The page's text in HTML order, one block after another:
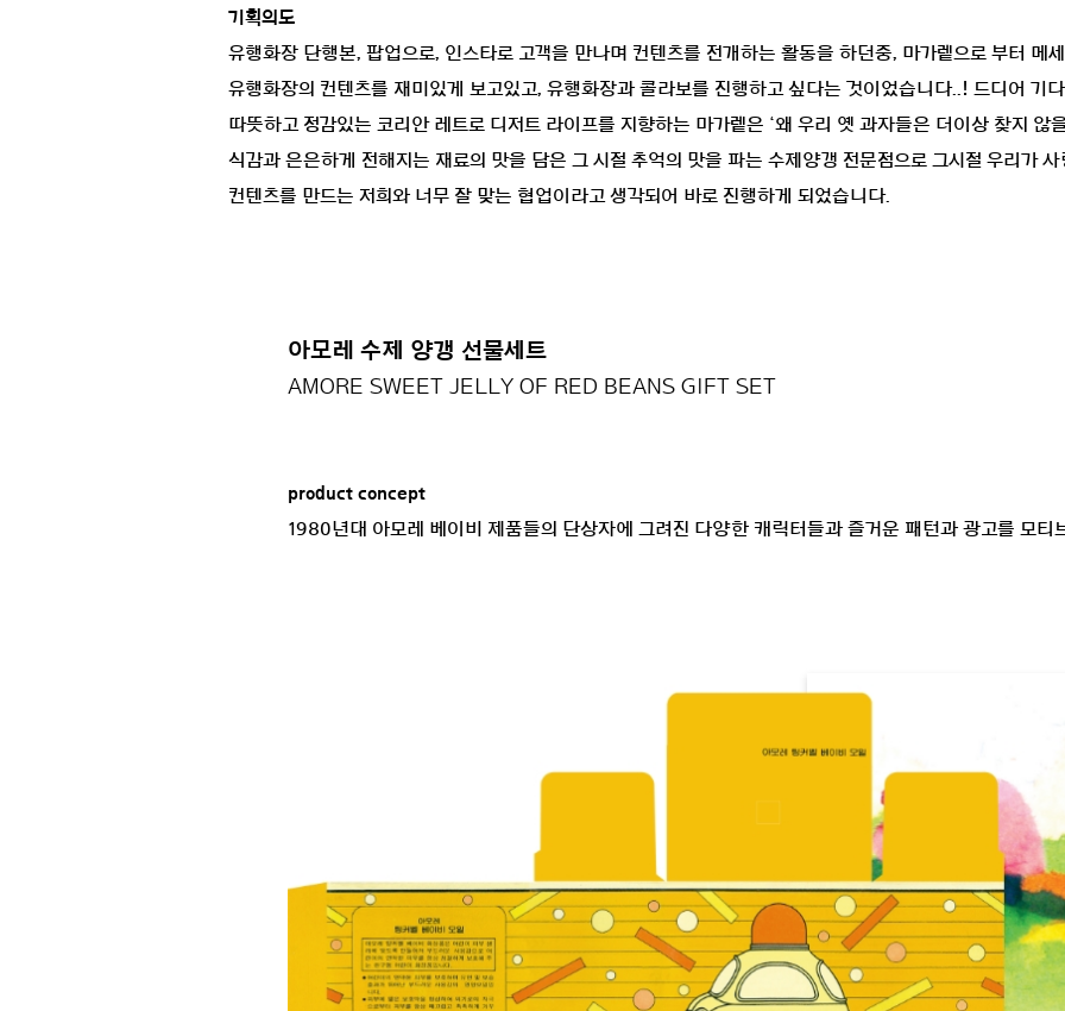
기획의도
유행화장 단행본, 팝업으로, 인스타로 고객을 만나며 컨텐츠를 전개하는 활동을 하던중, 마가렡으로 부터 메
유행화장의 컨텐츠를 재미있게 보고있고, 유행화장과 콜라보를 진행하고 싶다는 것이었습니다..! 드디어 기
따뜻하고 정감있는 코리안 레트로 디저트 라이프를 지향하는 마가렡은 ‘왜 우리 옛 과자들은 더이상 찾지 않
식감과 은은하게 전해지는 재료의 맛을 담은 그 시절 추억의 맛을 파는 수제양갱 전문점으로 그시절 우리가
컨텐츠를 만드는 저희와 너무 잘 맞는 협업이라고 생각되어 바로 진행하게 되었습니다.
아모레 수제 양갱 선물세트
AMORE SWEET JELLY OF RED BEANS GIFT SET
product concept
1980년대 아모레 베이비 제품들의 단상자에 그려진 다양한 캐릭터들과 즐거운 패턴과 광고를 모티